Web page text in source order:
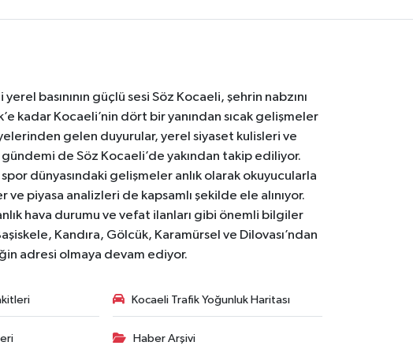
basınının güçlü sesi Söz Kocaeli, şehrin nabzını
kadar Kocaeli’nin dört bir yanından sıcak gelişmeler
gelen duyurular, yerel siyaset kulisleri ve
gündemi de Söz Kocaeli’de yakından takip ediliyor.
dünyasındaki gelişmeler anlık olarak okuyucularla
piyasa analizleri de kapsamlı şekilde ele alınıyor.
hava durumu ve vefat ilanları gibi önemli bilgiler
Kandıra, Gölcük, Karamürsel ve Dilovası’ndan
adresi olmaya devam ediyor.
Kocaeli Trafik Yoğunluk Haritası
Haber Arşivi